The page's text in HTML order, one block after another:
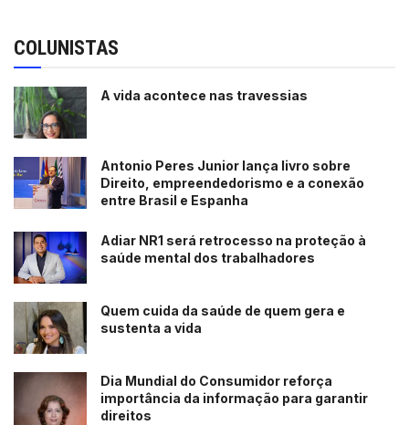
COLUNISTAS
A vida acontece nas travessias
Antonio Peres Junior lança livro sobre
Direito, empreendedorismo e a conexão
entre Brasil e Espanha
Adiar NR1 será retrocesso na proteção à
saúde mental dos trabalhadores
Quem cuida da saúde de quem gera e
sustenta a vida
Dia Mundial do Consumidor reforça
importância da informação para garantir
direitos